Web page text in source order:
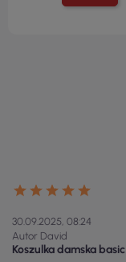
30.09.2025, 08:24
Autor David
Koszulka damska